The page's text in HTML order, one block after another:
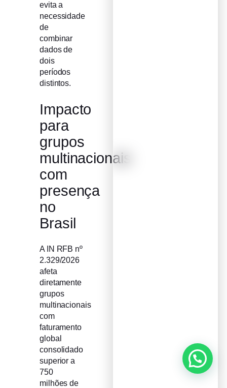
evita a
necessidade
de
combinar
dados de
dois
períodos
distintos.
Impacto
para
grupos
multinacionais
com
presença
no
Brasil
A IN RFB nº
2.329/2026
afeta
diretamente
grupos
multinacionais
com
faturamento
global
consolidado
superior a
750
milhões de